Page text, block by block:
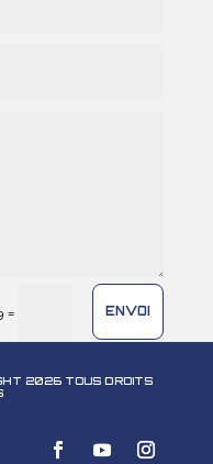
= ENVOI
2026 TOUS DROITS